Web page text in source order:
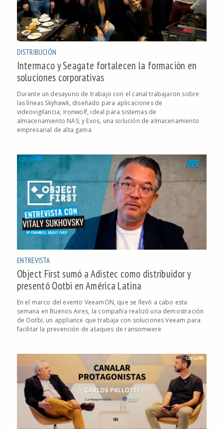
DISTRIBUCIÓN
Intermaco y Seagate fortalecen la formación en
soluciones corporativas
Durante un desayuno de trabajo con el canal trabajaron sobre
las líneas Skyhawk, diseñado para aplicaciones de
videovigilancia; Ironwolf, ideal para sistemas de
almacenamiento NAS; y Exos, una solución de almacenamiento
empresarial de alta gama
ENTREVISTA
Object First sumó a Adistec como distribuidor y
presentó Ootbi en América Latina
En el marco del evento VeeamON, que se llevó a cabo esta
semana en Buenos Aires, la compañía realizó una demostración
de Ootbi, un appliance que trabaja con soluciones Veeam para
facilitar la prevención de ataques de ransomwere